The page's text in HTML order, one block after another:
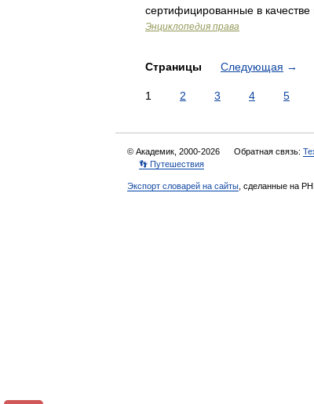
сертифицированные в качестве
Энциклопедия права
Страницы Следующая →
1 2 3 4 5
© Академик, 2000-2026 Обратная связь:
👣 Путешествия
Экспорт словарей на сайты , сделанные на